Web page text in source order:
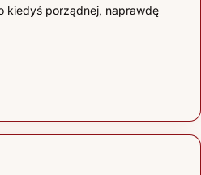
kiedyś porządnej, naprawdę